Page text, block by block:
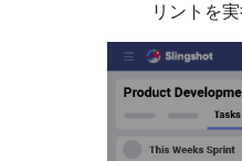
リントを